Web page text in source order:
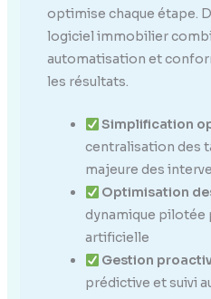
optimise chaque étape.
logiciel immobilier
automatisation et
les résultats.
Simplification
centralisation des
majeure des
Optimisation
dynamique pilotée
artificielle
Gestion
prédictive et suivi